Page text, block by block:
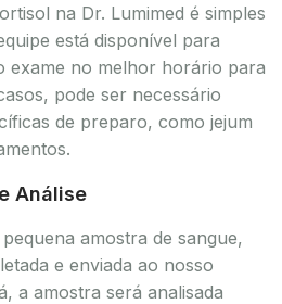
na Dr. Lumimed é simples
está disponível para
exame no melhor horário para
pode ser necessário
de preparo, como jejum
Análise
amostra de sangue,
e enviada ao nosso
a amostra será analisada